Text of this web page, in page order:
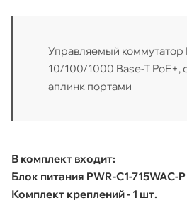
Управляемый коммутатор
10/100/1000 Base-T PoE+,
аплинк портами
В комплект входит:
Блок питания PWR-C1-715WAC-P
Комплект креплений - 1 шт.